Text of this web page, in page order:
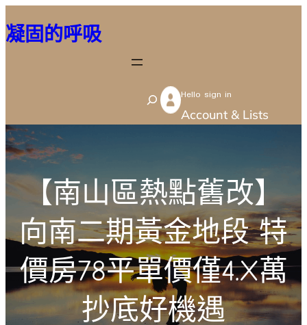
至
容
凝固的呼吸
S
e
c
h
Hello sign in
Account & Lists
【南山區熱點舊改】
向南二期黃金地段 特
價房78平單價僅4.X萬
抄底好機遇